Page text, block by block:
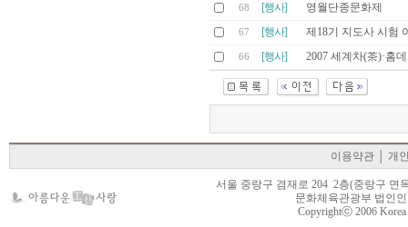
68 [행사] 영월단종문화제
67 [행사] 제18기 지도사 시험
66 [행사] 2007 세계차(茶)·홈
이용약관 │개
서울 중랑구 겸재로 204 2층(중랑구 면
문화체육관광부 법인
Copyrightⓒ 2006 Korea